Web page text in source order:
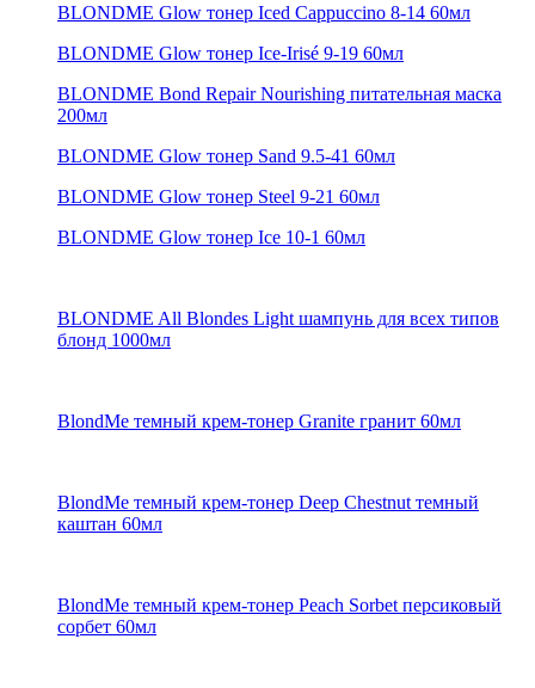
BLONDME Glow тонер Iced Cappuccino 8-14 60мл
BLONDME Glow тонер Ice-Irisé 9-19 60мл
BLONDME Bond Repair Nourishing питательная маска
200мл
BLONDME Glow тонер Sand 9.5-41 60мл
BLONDME Glow тонер Steel 9-21 60мл
BLONDME Glow тонер Ice 10-1 60мл
BLONDME All Blondes Light шампунь для всех типов
блонд 1000мл
BlondMe темный крем-тонер Granite гранит 60мл
BlondMe темный крем-тонер Deep Chestnut темный
каштан 60мл
BlondMe темный крем-тонер Peach Sorbet персиковый
сорбет 60мл